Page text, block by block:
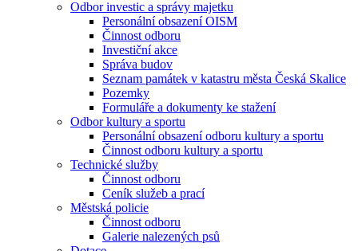
Odbor investic a správy majetku
Personální obsazení OISM
Činnost odboru
Investiční akce
Správa budov
Seznam památek v katastru města Česká Skalice
Pozemky
Formuláře a dokumenty ke stažení
Odbor kultury a sportu
Personální obsazení odboru kultury a sportu
Činnost odboru kultury a sportu
Technické služby
Činnost odboru
Ceník služeb a prací
Městská policie
Činnost odboru
Galerie nalezených psů